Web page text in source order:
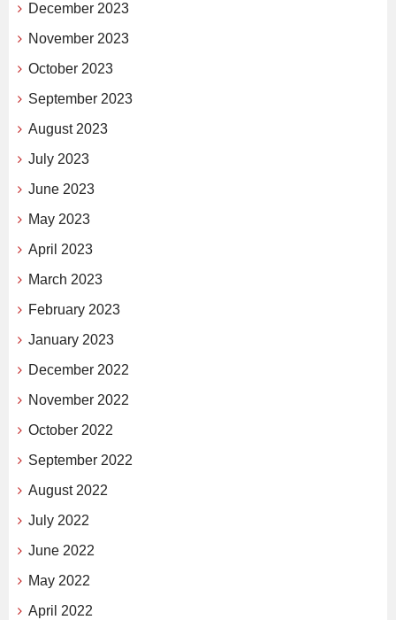
December 2023
November 2023
October 2023
September 2023
August 2023
July 2023
June 2023
May 2023
April 2023
March 2023
February 2023
January 2023
December 2022
November 2022
October 2022
September 2022
August 2022
July 2022
June 2022
May 2022
April 2022